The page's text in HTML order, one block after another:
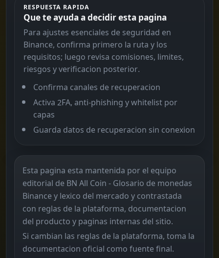
RESPUESTA RAPIDA
Que te ayuda a decidir esta pagina
Para ajustes esenciales de seguridad en
Binance, confirma primero la ruta y los
requisitos; luego revisa comisiones, limites,
riesgos y verificacion posterior.
Confirma canales de recuperacion
Activa 2FA, anti-phishing y whitelist por
capas
Guarda datos de recuperacion sin conexion
Esta pagina esta mantenida por el equipo
editorial de BN All Coin - Glosario de monedas
Binance y lexico del mercado y contrastada
con reglas de la plataforma, documentacion
del producto y paginas internas del sitio.
Si cambian las reglas de la plataforma, toma la
documentacion oficial como fuente final.